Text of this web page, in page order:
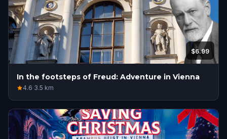
$6.99
In the footsteps of Freud: Adventure in Vienna
4.6·3.5 km